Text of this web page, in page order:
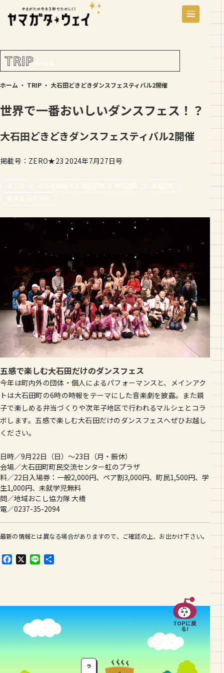
TRIP でかける
ホーム ・ TRIP ・ 大石田どきどきダンスフェスティバル2開催
世界で一番おいしいダンスフェス！？
大石田どきどきダンスフェスティバル2開催
掲載号：ZERO★23 2024年7月27日号
ダンス みんなの街ネタ 尾花沢市 × 大石田町
大石田町
街ネタ-おでかけ
五感で楽しむ大石田だけのダンスフェス
今年は町内外の団体・個人によるパフォーマンスと、メインアク
トは大石田町の6時の時報をテーマにした音楽劇を披露。また親
子で楽しめる弁当づくりや次年子地区で行われるマルシェとコラ
ボします。五感で楽しむ大石田だけのダンスフェスへぜひお越し
ください。
日時／9月22日（日）～23日（月・振休）
会場／大石田町町民交流センター虹のプラザ
料／22日入場券：一般2,000円、ペア割3,000円、町民1,500円、学
生1,000円、未就学児無料
問／地域おこし協力隊 大橋
電／0237-35-2094
最新の情報とは異なる場合がありますので、ご確認の上、お出かけ下さい。
F
o
o
k
X
L
TOPに戻
る!
ラ